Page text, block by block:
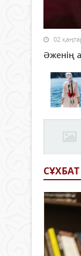
02
Әженің
СҰХБАТ